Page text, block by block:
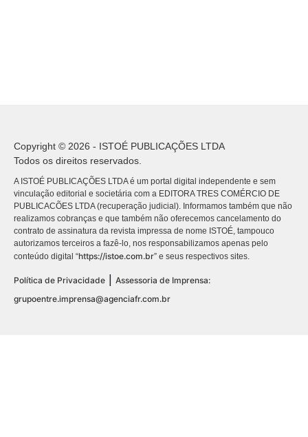
Copyright © 2026 - ISTOÉ PUBLICAÇÕES LTDA
Todos os direitos reservados.
A ISTOÉ PUBLICAÇÕES LTDA é um portal digital independente e sem
vinculação editorial e societária com a EDITORA TRES COMÉRCIO DE
PUBLICACÕES LTDA (recuperação judicial). Informamos também que não
realizamos cobranças e que também não oferecemos cancelamento do
contrato de assinatura da revista impressa de nome ISTOÉ, tampouco
autorizamos terceiros a fazê-lo, nos responsabilizamos apenas pelo
conteúdo digital “https://istoe.com.br” e seus respectivos sites.
Política de Privacidade | Assessoria de Imprensa:
grupoentre.imprensa@agenciafr.com.br